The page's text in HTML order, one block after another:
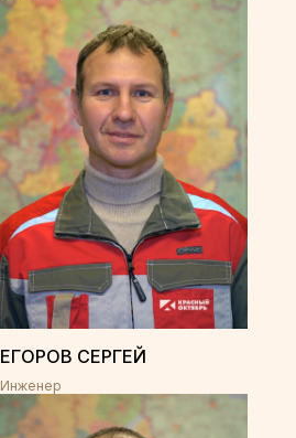
ЕГОРОВ СЕРГЕЙ
Инженер